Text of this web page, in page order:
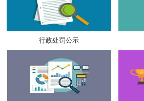
行政处罚公示